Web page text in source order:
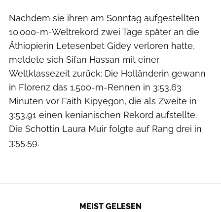
Nachdem sie ihren am Sonntag aufgestellten
10.000-m-Weltrekord zwei Tage später an die
Äthiopierin Letesenbet Gidey verloren hatte,
meldete sich Sifan Hassan mit einer
Weltklassezeit zurück: Die Holländerin gewann
in Florenz das 1.500-m-Rennen in 3:53,63
Minuten vor Faith Kipyegon, die als Zweite in
3:53,91 einen kenianischen Rekord aufstellte.
Die Schottin Laura Muir folgte auf Rang drei in
3:55,59.
MEIST GELESEN